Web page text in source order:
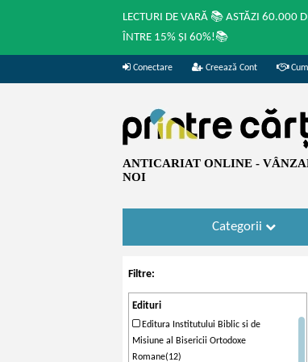
LECTURI DE VARĂ 📚 ASTĂZI 60.000
ÎNTRE 15% ȘI 60%!📚
Conectare Creează Cont
ANTICARIAT ONLINE -
NOI
Categorii
Filtre:
Edituri
Editura Institutului Biblic si de
Misiune al Bisericii Ortodoxe
Romane(12)